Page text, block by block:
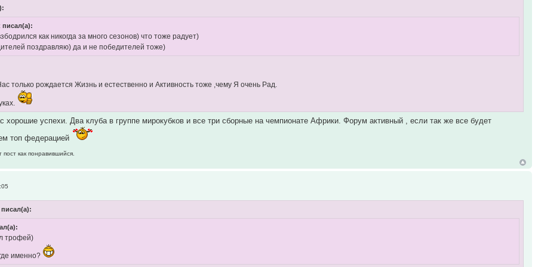
писал(а):
как никогда за много сезонов) что тоже радует)
поздравляю) да и не победителей тоже)
только рождается Жизнь и естественно и Активность тоже ,чему Я очень Рад.
хорошие успехи. Два клуба в группе мирокубков и все три сборные на чемпионате Африки. Форум активный , если так же все будет
топ федерацией
пост как понравившийся.
трофей)
именно?